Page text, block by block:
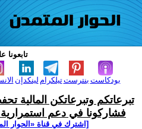
تابعونا
لينكدإن تيلكرامبنترست بودكاست
تبرعاتكم وتبرعاتكن المالية
فشاركونا في دعم استمرارية
[اشترك في قناة ‫«الحوار